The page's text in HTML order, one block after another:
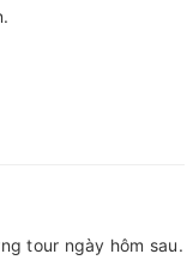
tour ngày hôm sau.